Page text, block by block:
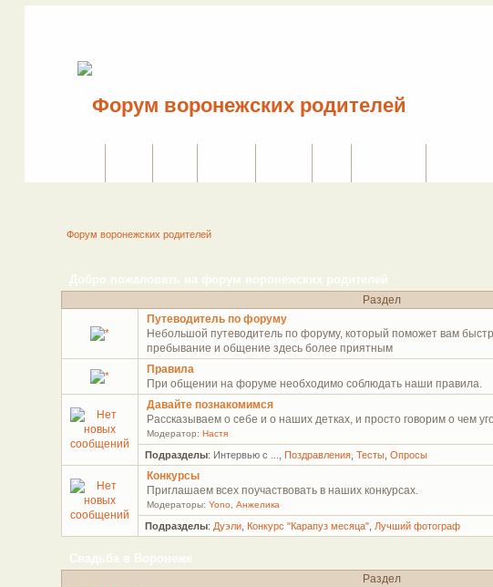
Форум воронежских родителей
Добро пожаловать на форум воронежских родителей
Раздел
Путеводитель по форуму
Небольшой путеводитель по форуму, который поможет вам
пребывание и общение здесь более приятным
Правила
При общении на форуме необходимо соблюдать наши правила.
Давайте познакомимся
Рассказываем о себе и о наших детках, и просто говорим о чем
Модератор: Настя
Подразделы: Интервью с ... Поздравления ,Тесты ,Опросы
Конкурсы
Приглашаем всех поучаствовать в наших конкурсах.
Модераторы: Yono, Анжелика
Подразделы: Дуэли Конкурс "Карапуз месяца" Лучший фотограф
Свадьба в Воронеже
Раздел